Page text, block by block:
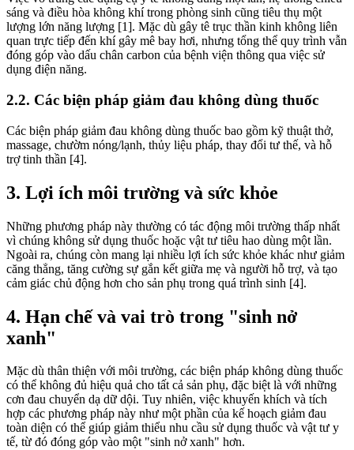
sáng và điều hòa không khí trong phòng sinh cũng tiêu thụ một
lượng lớn năng lượng [1]. Mặc dù gây tê trục thần kinh không liên
quan trực tiếp đến khí gây mê bay hơi, nhưng tổng thể quy trình vẫn
đóng góp vào dấu chân carbon của bệnh viện thông qua việc sử
dụng điện năng.
2.2. Các biện pháp giảm đau không dùng thuốc
Các biện pháp giảm đau không dùng thuốc bao gồm kỹ thuật thở,
massage, chườm nóng/lạnh, thủy liệu pháp, thay đổi tư thế, và hỗ
trợ tinh thần [4].
3. Lợi ích môi trường và sức khỏe
Những phương pháp này thường có tác động môi trường thấp nhất
vì chúng không sử dụng thuốc hoặc vật tư tiêu hao dùng một lần.
Ngoài ra, chúng còn mang lại nhiều lợi ích sức khỏe khác như giảm
căng thẳng, tăng cường sự gắn kết giữa mẹ và người hỗ trợ, và tạo
cảm giác chủ động hơn cho sản phụ trong quá trình sinh [4].
4. Hạn chế và vai trò trong "sinh nở
xanh"
Mặc dù thân thiện với môi trường, các biện pháp không dùng thuốc
có thể không đủ hiệu quả cho tất cả sản phụ, đặc biệt là với những
cơn đau chuyển dạ dữ dội. Tuy nhiên, việc khuyến khích và tích
hợp các phương pháp này như một phần của kế hoạch giảm đau
toàn diện có thể giúp giảm thiểu nhu cầu sử dụng thuốc và vật tư y
tế, từ đó đóng góp vào một "sinh nở xanh" hơn.